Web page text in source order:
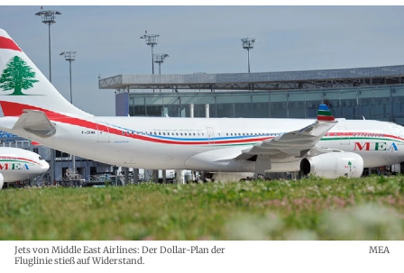
Jets von Middle East Airlines: Der Dollar-Plan der
Fluglinie stieß auf Widerstand.
MEA